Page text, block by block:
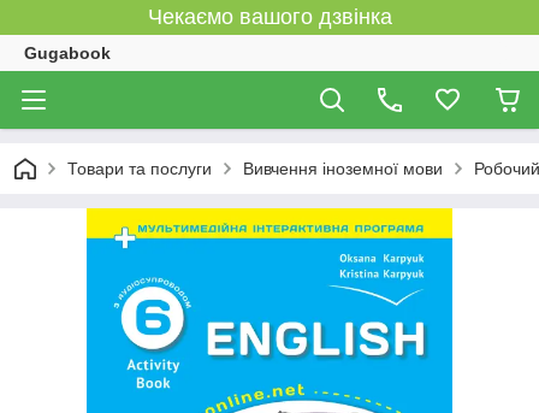
Чекаємо вашого дзвінка
Gugabook
Товари та послуги Вивчення іноземної мови